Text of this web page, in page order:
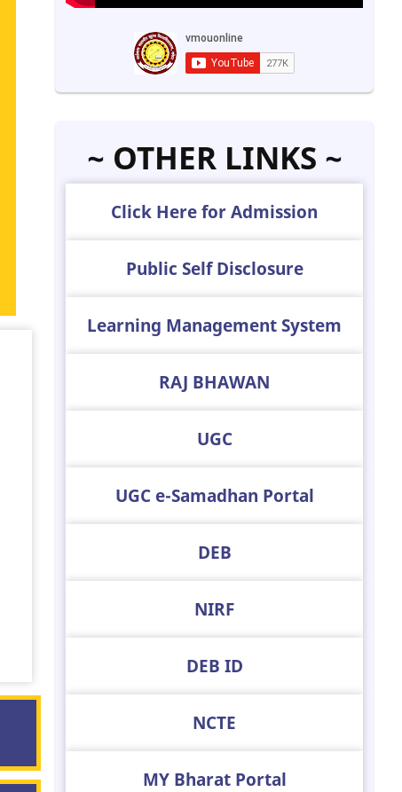
~ OTHER LINKS ~
Click Here for Admission
Public Self Disclosure
Learning Management System
RAJ BHAWAN
UGC
UGC e-Samadhan Portal
DEB
NIRF
DEB ID
NCTE
MY Bharat Portal